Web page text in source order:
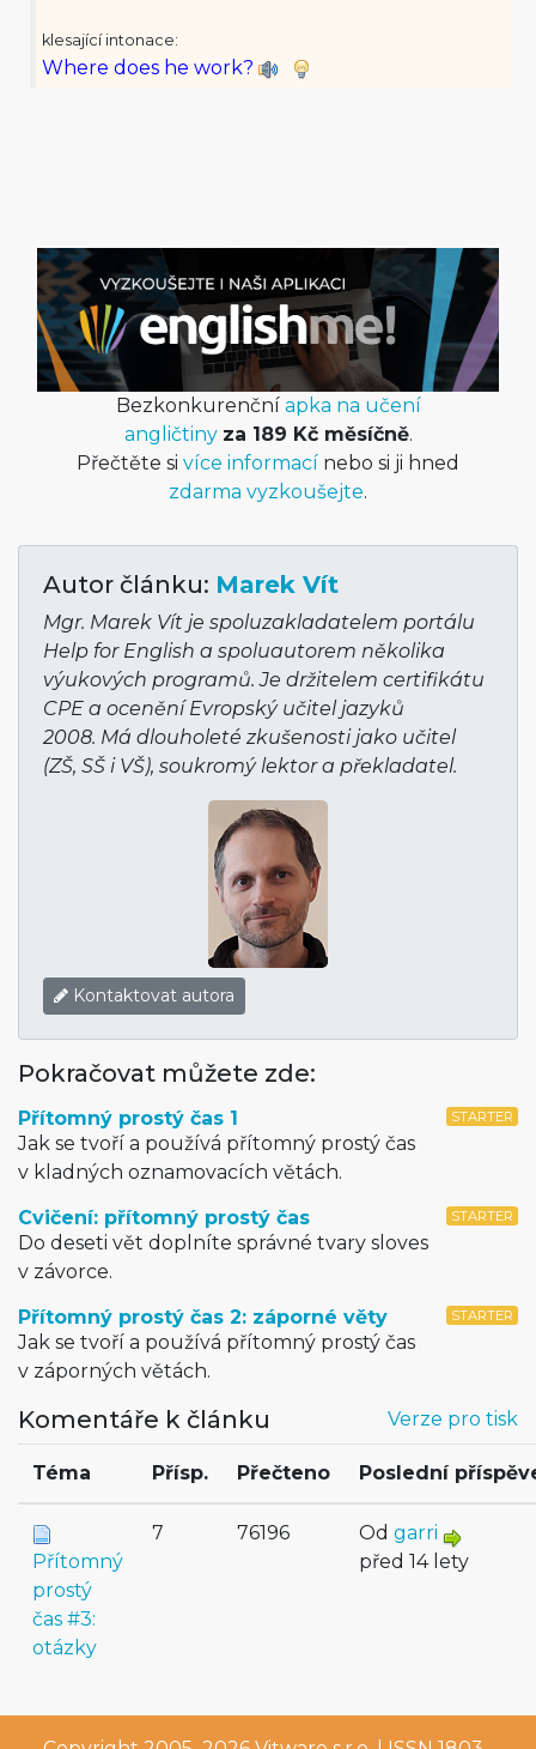
klesající intonace:
Where does he work?
Bezkonkurenční apka na učení
angličtiny za 189 Kč měsíčně.
Přečtěte si více informací nebo si ji hned
zdarma vyzkoušejte.
Autor článku: Marek Vít
Mgr. Marek Vít je spoluzakladatelem portálu
Help for English a spoluautorem několika
výukových programů. Je držitelem certifikátu
CPE a ocenění Evropský učitel jazyků
2008. Má dlouholeté zkušenosti jako učitel
(ZŠ, SŠ i VŠ), soukromý lektor a překladatel.
Kontaktovat autora
Pokračovat můžete zde:
STARTER
Přítomný prostý čas 1
Jak se tvoří a používá přítomný prostý čas
v kladných oznamovacích větách.
STARTER
Cvičení: přítomný prostý čas
Do deseti vět doplníte správné tvary sloves
v závorce.
STARTER
Přítomný prostý čas 2: záporné věty
Jak se tvoří a používá přítomný prostý čas
v záporných větách.
Verze pro tisk
Komentáře k článku
Téma Přísp. Přečteno Poslední
Přítomný
prostý
čas #3:
otázky
7 76196 Od garri
před 14 lety